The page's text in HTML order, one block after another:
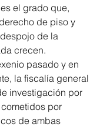
el grado que,
de piso y
de la
crecen.
pasado y en
la fiscalía general
investigación por
por
de ambas